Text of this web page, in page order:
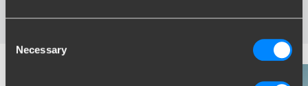
Selection
Necessary